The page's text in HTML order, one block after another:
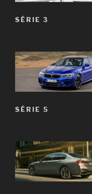
SÉRIE 3
SÉRIE 5